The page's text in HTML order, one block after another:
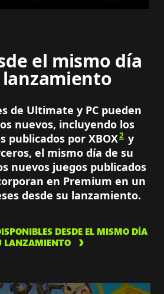
el mismo día
de Ultimate y PC pueden
nuevos, incluyendo los
publicados por XBOX2 y
el mismo día de su
nuevos juegos publicados
en Premium en un
desde su lanzamiento.
DESDE EL MISMO DÍA
LANZAMIENTO